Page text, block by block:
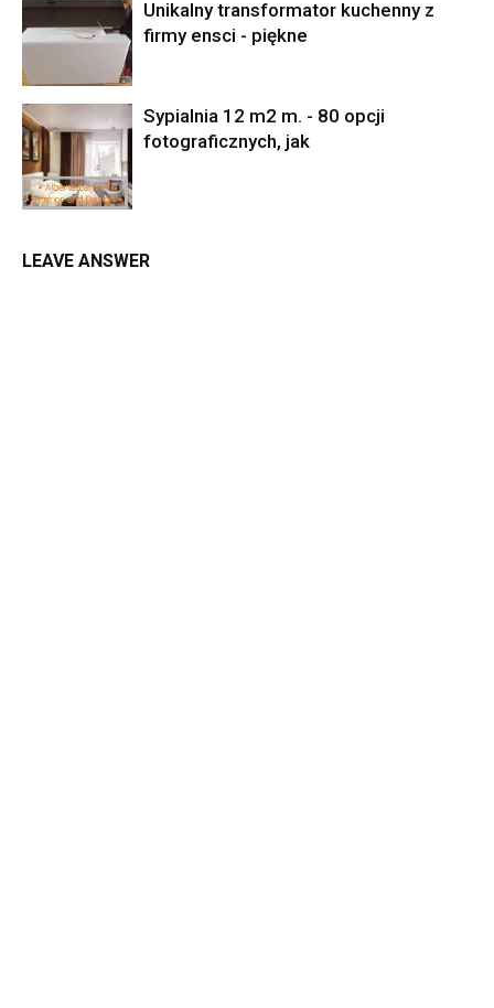
Unikalny transformator kuchenny z
firmy ensci - piękne
Sypialnia 12 m2 m. - 80 opcji
fotograficznych, jak
LEAVE ANSWER